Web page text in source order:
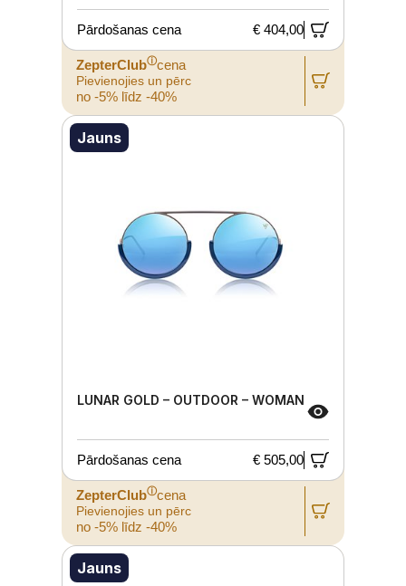
Pārdošanas cena € 404,00
ZepterClubⓘcena
Pievienojies un pērc
no -5% līdz -40%
Jauns
LUNAR GOLD – OUTDOOR – WOMAN
Pārdošanas cena € 505,00
ZepterClubⓘcena
Pievienojies un pērc
no -5% līdz -40%
Jauns